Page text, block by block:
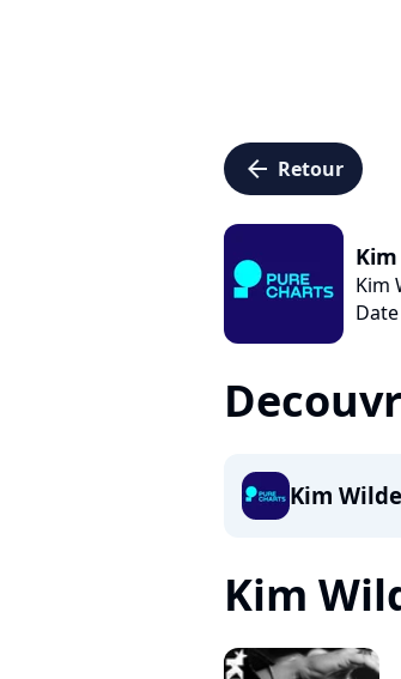
arrow_left Retour
Kim
Kim Wilde
Kim